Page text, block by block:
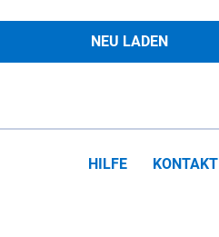
NEU LADEN
HILFE KONTAKT